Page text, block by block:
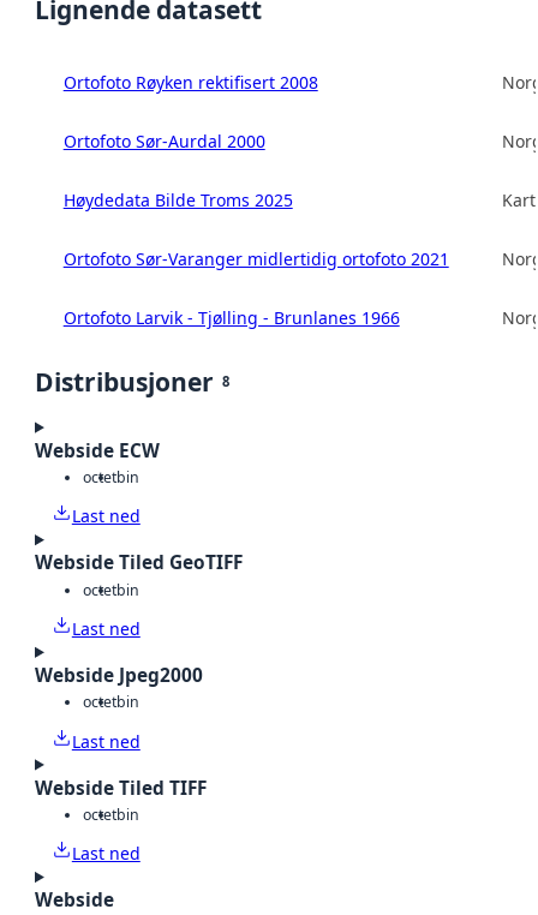
Lignende datasett
Ortofoto Røyken rektifisert 2008
Ortofoto Sør-Aurdal 2000
Høydedata Bilde Troms 2025
Ortofoto Sør-Varanger midlertidig ortofoto 2021
Ortofoto Larvik - Tjølling - Brunlanes 1966
Distribusjoner 8
Webside ECW
octetbin
Last ned
Webside Tiled GeoTIFF
octetbin
Last ned
Webside Jpeg2000
octetbin
Last ned
Webside Tiled TIFF
octetbin
Last ned
Webside